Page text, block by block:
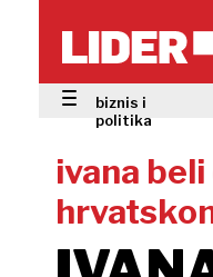
biznis i
politika
ivana